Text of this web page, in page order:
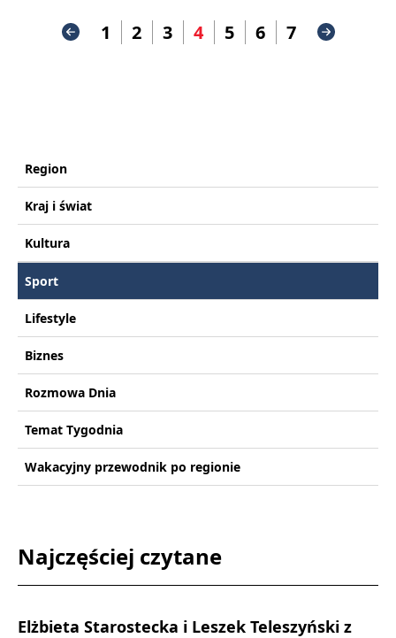
1 2 3 4 5 6 7
Region
Kraj i świat
Kultura
Sport
Lifestyle
Biznes
Rozmowa Dnia
Temat Tygodnia
Wakacyjny przewodnik po regionie
Najczęściej czytane
Elżbieta Starostecka i Leszek Teleszyński z